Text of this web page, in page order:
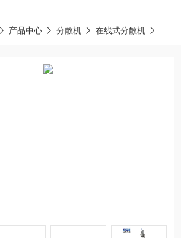
产品中心 分散机 在线式分散机